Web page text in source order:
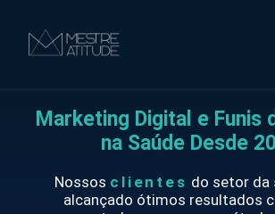
Marketing Digital e Funis
na Saúde Desde
Nossos clientes do setor da
alcançado ótimos resultados